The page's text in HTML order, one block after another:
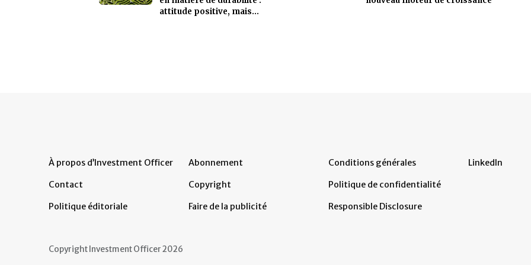
attitude positive, mais...
À propos d’Investment Officer
Contact
Politique éditoriale
Abonnement
Copyright
Faire de la publicité
Conditions générales
Politique de confidentialité
Responsible Disclosure
LinkedIn
Copyright Investment Officer 2026